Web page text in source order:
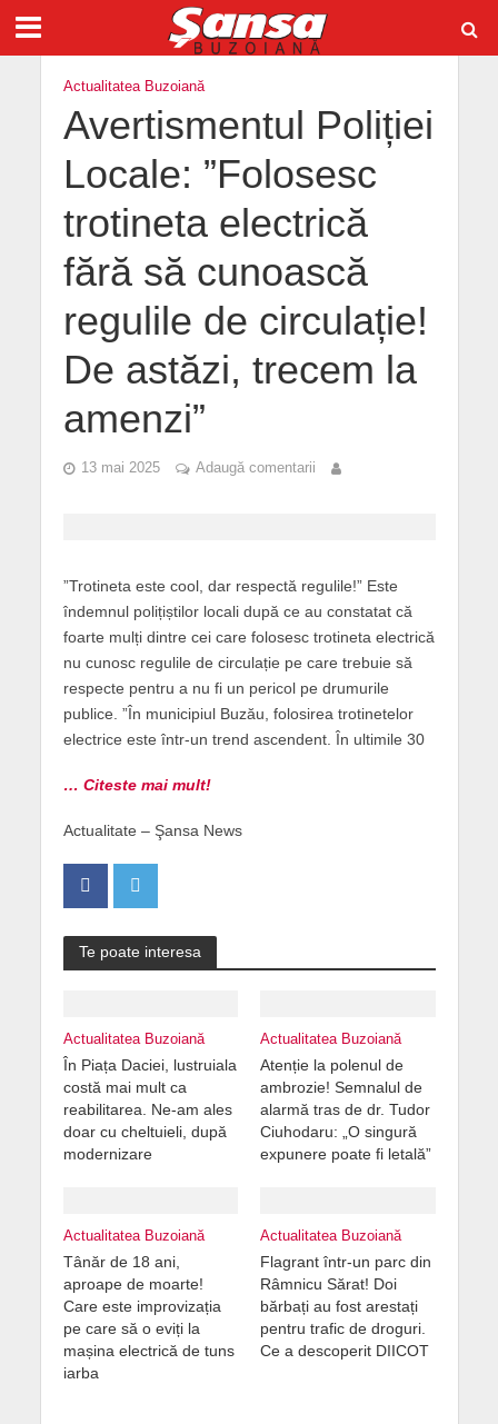
Actualitatea Buzoiană
Avertismentul Poliției
Locale: ”Folosesc
trotineta electrică
fără să cunoască
regulile de circulație!
De astăzi, trecem la
amenzi”
13 mai 2025 Adaugă comentarii
”Trotineta este cool, dar respectă regulile!” Este
îndemnul polițiștilor locali după ce au constatat că
foarte mulți dintre cei care folosesc trotineta electrică
nu cunosc regulile de circulație pe care trebuie să
respecte pentru a nu fi un pericol pe drumurile
publice. ”În municipiul Buzău, folosirea trotinetelor
electrice este într-un trend ascendent. În ultimile 30
… Citeste mai mult!
Actualitate – Şansa News
Te poate interesa
Actualitatea Buzoiană
În Piața Daciei, lustruiala
costă mai mult ca
reabilitarea. Ne-am ales
doar cu cheltuieli, după
modernizare
Actualitatea Buzoiană
Atenție la polenul de
ambrozie! Semnalul de
alarmă tras de dr. Tudor
Ciuhodaru: „O singură
expunere poate fi letală”
Actualitatea Buzoiană
Tânăr de 18 ani,
aproape de moarte!
Care este improvizația
pe care să o eviți la
mașina electrică de tuns
iarba
Actualitatea Buzoiană
Flagrant într-un parc din
Râmnicu Sărat! Doi
bărbați au fost arestați
pentru trafic de droguri.
Ce a descoperit DIICOT